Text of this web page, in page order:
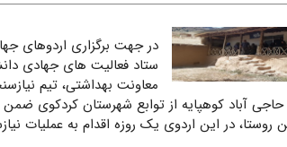
در جهت برگزاری اردوهای
ستاد فعالیت های جهادی
معاونت بهداشتی، تیم
آباد کوهپایه از توابع شهرستان کردکوی
در این اردوی یک روزه اقدام به عملیات